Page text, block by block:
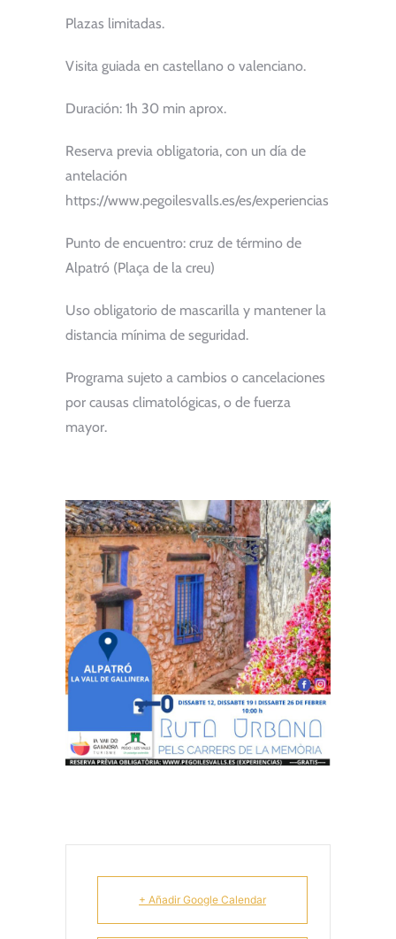
Plazas limitadas.
Visita guiada en castellano o valenciano.
Duración: 1h 30 min aprox.
Reserva previa obligatoria, con un día de
antelación
https://www.pegoilesvalls.es/es/experiencias
Punto de encuentro: cruz de término de
Alpatró (Plaça de la creu)
Uso obligatorio de mascarilla y mantener la
distancia mínima de seguridad.
Programa sujeto a cambios o cancelaciones
por causas climatológicas, o de fuerza
mayor.
+ Añadir Google Calendar